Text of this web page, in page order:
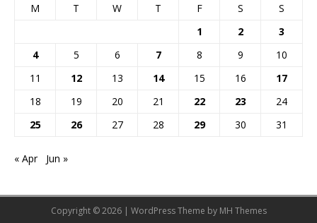
M T W T F S
S
1
2
3
4
5 6 7 8 9
10
11
12 13 14 15 16
17
18
19 20 21 22 23
24
25
26 27 28 29 30 31
« Apr Jun »
Copyright © 2026 | WordPress Theme by MH Themes